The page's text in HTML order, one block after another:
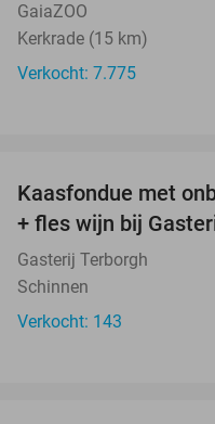
GaiaZOO
Kerkrade (15 km)
Verkocht: 7.775
Kaasfondue met
+ fles wijn bij
Gasterij Terborgh
Schinnen
Verkocht: 143